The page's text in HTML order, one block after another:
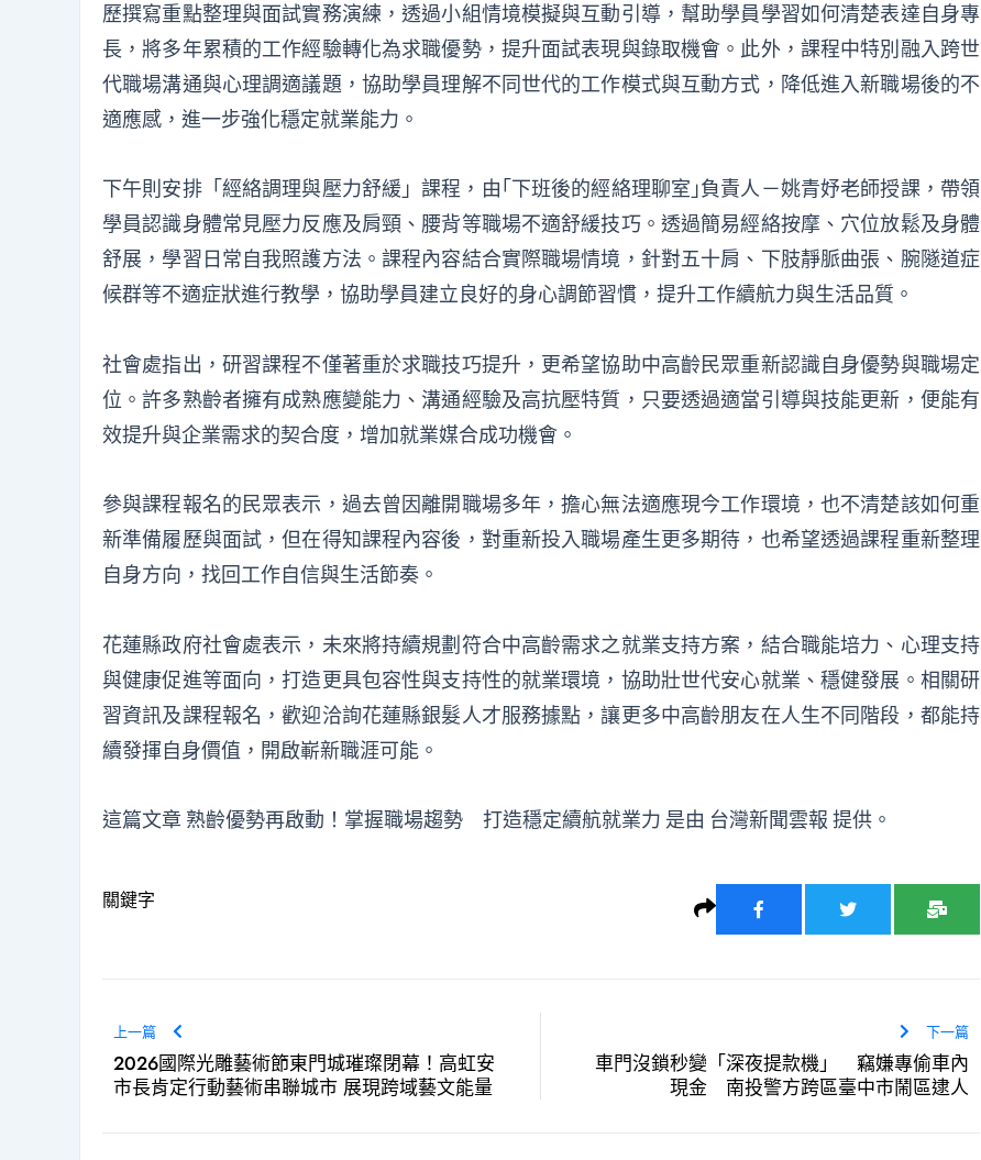
歷撰寫重點整理與面試實務演練，透過小組情境模擬與互動引導，幫助學員學習如何清楚表達自身專
長，將多年累積的工作經驗轉化為求職優勢，提升面試表現與錄取機會。此外，課程中特別融入跨世
代職場溝通與心理調適議題，協助學員理解不同世代的工作模式與互動方式，降低進入新職場後的不
適應感，進一步強化穩定就業能力。
下午則安排「經絡調理與壓力舒緩」課程，由｢下班後的經絡理聊室｣負責人－姚青妤老師授課，帶領
學員認識身體常見壓力反應及肩頸、腰背等職場不適舒緩技巧。透過簡易經絡按摩、穴位放鬆及身體
舒展，學習日常自我照護方法。課程內容結合實際職場情境，針對五十肩、下肢靜脈曲張、腕隧道症
候群等不適症狀進行教學，協助學員建立良好的身心調節習慣，提升工作續航力與生活品質。
社會處指出，研習課程不僅著重於求職技巧提升，更希望協助中高齡民眾重新認識自身優勢與職場定
位。許多熟齡者擁有成熟應變能力、溝通經驗及高抗壓特質，只要透過適當引導與技能更新，便能有
效提升與企業需求的契合度，增加就業媒合成功機會。
參與課程報名的民眾表示，過去曾因離開職場多年，擔心無法適應現今工作環境，也不清楚該如何重
新準備履歷與面試，但在得知課程內容後，對重新投入職場產生更多期待，也希望透過課程重新整理
自身方向，找回工作自信與生活節奏。
花蓮縣政府社會處表示，未來將持續規劃符合中高齡需求之就業支持方案，結合職能培力、心理支持
與健康促進等面向，打造更具包容性與支持性的就業環境，協助壯世代安心就業、穩健發展。相關研
習資訊及課程報名，歡迎洽詢花蓮縣銀髮人才服務據點，讓更多中高齡朋友在人生不同階段，都能持
續發揮自身價值，開啟嶄新職涯可能。
這篇文章 熟齡優勢再啟動！掌握職場趨勢 打造穩定續航就業力 是由 台灣新聞雲報 提供。
關鍵字
上一篇
2026國際光雕藝術節東門城璀璨閉幕！高虹安
市長肯定行動藝術串聯城市 展現跨域藝文能量
下一篇
車門沒鎖秒變「深夜提款機」 竊嫌專偷車內
現金 南投警方跨區臺中市鬧區逮人